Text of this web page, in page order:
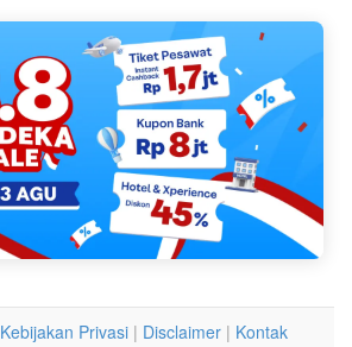
Kebijakan Privasi | Disclaimer | Kontak